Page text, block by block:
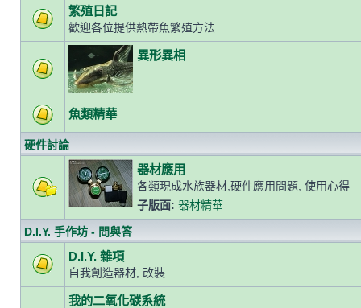
繁殖日記
歡迎各位提供熱帶魚繁殖方法
異形異相
魚類精華
硬件討論
器材應用
各類現成水族器材,硬件應用問題, 使用心得
子版面: 器材精華
D.I.Y. 手作坊 - 問與答
D.I.Y. 雜項
自我創造器材, 改裝
我的二氧化碳系統